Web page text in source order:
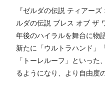
『ゼルダの伝説 ティアー
ルダの伝説 ブレス オブ ザ
年後のハイラルを舞台に物
新たに「ウルトラハンド」
「トーレルーフ」といった
るようになり、より自由度